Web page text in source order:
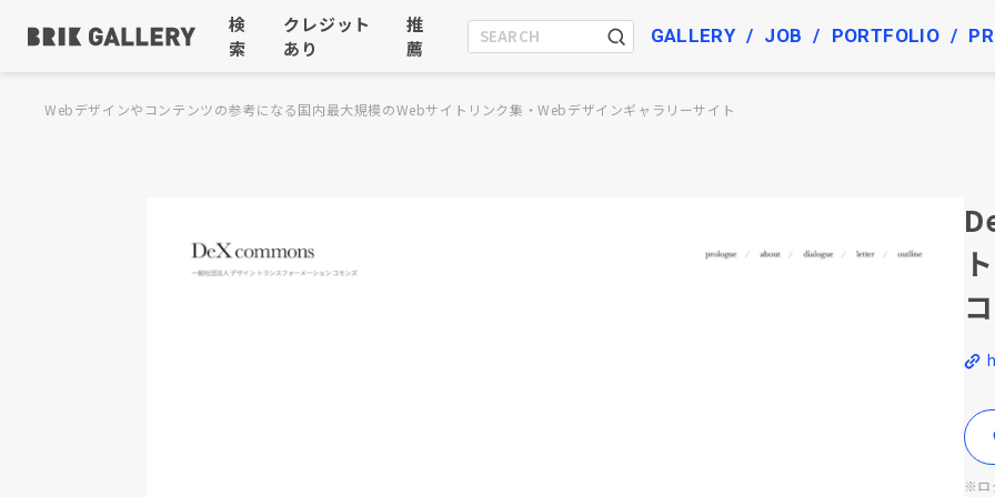
検
索
クレジット
あり
推
薦
GALLERY JOB PORTFOLIO
Webデザインやコンテンツの参考になる国内最大規模のWebサイトリンク集・Webデザインギャラリーサイト
※ロ